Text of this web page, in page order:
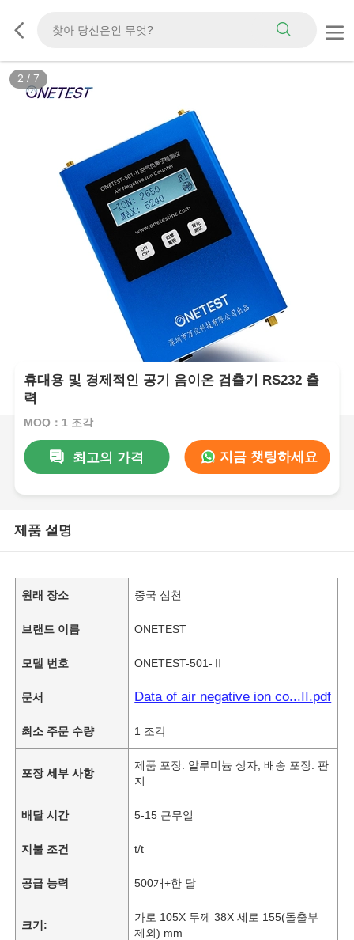
2 / 7
휴대용 및 경제적인 공기 음이온 검출기 RS232 출
력
MOQ：1 조각
최고의 가격 지금 챗팅하세요
제품 설명
원래 장소 중국 심천
브랜드 이름 ONETEST
모델 번호 ONETEST-501-Ⅱ
문서 Data of air negative ion co...II.pdf
최소 주문 수량 1 조각
포장 세부 사항
제품 포장: 알루미늄 상자, 배송 포장: 판
지
배달 시간 5-15 근무일
지불 조건 t/t
공급 능력 500개+한 달
크기:
가로 105X 두께 38X 세로 155(돌출부
제외) mm